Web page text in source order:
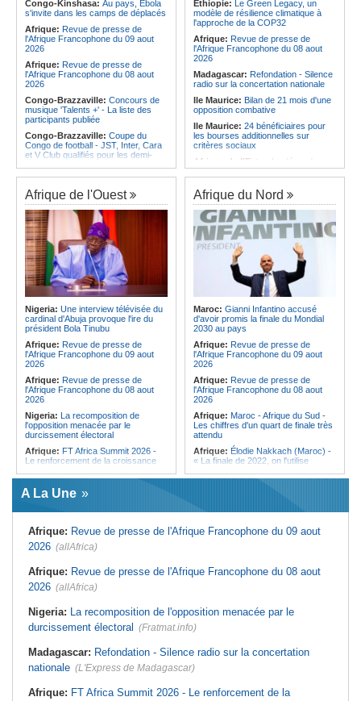
Afrique:Les statistiques clés avant
le quart de finale entre la Côte
d'Ivoire et l'Algérie
Afrique:
Le Maroc et l'Afrique du
la finale
Angola:Le MAT organise la
troisième édition de la Semaine du
développement local à Namibe
Congo-Kinshasa: Au pays, Ebola
s'invite dans les camps de déplacés
Afrique: Revue de presse de
l'Afrique Francophone du 09 aout
2026
Afrique: Revue de presse de
l'Afrique Francophone du 08 aout
2026
Congo-Brazzaville: Concours de
musique 'Talents +' - La liste des
participants publiée
Congo-Brazzaville: Coupe du
Congo de football - JST, Inter, Cara
et V Club qualifiés pour les demi-
Congo-Brazzaville:Lutte contre la
corruption - Les parlementaires
sensibilisés
Congo-Brazzaville:
Santé publique
- Ollombo réceptionne son hôpital de
référence
Congo-Brazzaville: Lutte contre
les épidémies - Les employés de la
maison de retraite Kambissi en
formation
Congo-Brazzaville:Distinction -
Darrel Ornelle Elion Assiana promue
maître-assistant Cames
Afrique: Naomi Eto (Cameroun) - «
Face au Nigeria, nous donnerons
tout sur le terrain. »
Ethiopie: Le Green Legacy, un
modèle de résilience climatique à
l'approche de la COP32
Afrique: Revue de presse de
l'Afrique Francophone du 08 aout
2026
Madagascar: Refondation - Silence
radio sur la concertation nationale
Ile Maurice: Bilan de 21 mois d'une
opposition combative
Ile Maurice: 24 bénéficiaires pour
les bourses additionnelles sur
critères sociaux
Afrique de l'Est:
« La dépendance
de l'Égypte vis-à-vis du régime
érythréen aggrave l'instabilité dans
la région de la Corne de l'Afrique »,
selon le RSADO
Ethiopie: Le peuple oromo s'est
historiquement opposé à des
systèmes administratifs défaillants
Ethiopie:« Le renforcement des
capacités de l'armée de l'air
éthiopienne consolide la dissuasion
nationale », déclare le commandant
Afrique de l'Est:« Les dirigeants
érythréens font obstacle à la stabilité
et au développement de la région »,
selon un professeur de l'université
d'Uppsala
Ile Maurice:
Dharam Gokhool -
mo sekirite»
Afrique de l'Ouest
Nigeria: Une interview télévisée du
cardinal d'Abuja provoque l'ire du
président Bola Tinubu
Afrique: Revue de presse de
l'Afrique Francophone du 09 aout
2026
Afrique: Revue de presse de
l'Afrique Francophone du 08 aout
2026
Nigeria: La recomposition de
l'opposition menacée par le
durcissement électoral
Afrique: FT Africa Summit 2026 -
Le renforcement de la croissance
édition
Mali:La Biennale sportive fait son
financier régional - Un bon plant
pour le secteur agricole
armes légères - L'ONU tire la
sonnette d'alarme
Sénégal:FERA - La DG sortante
financier du fonds
Sénégal:Affaire d'actes contre
Pikine-Guédiawaye interjette appel
de l'ordonnance de non-lieu partiel et
de renvoi de plusieurs prévenus
Afrique du Nord
Maroc: Gianni Infantino accusé
d'avoir promis la finale du Mondial
2030 au pays
Afrique: Revue de presse de
l'Afrique Francophone du 09 aout
2026
Afrique: Revue de presse de
l'Afrique Francophone du 08 aout
2026
Afrique: Maroc - Afrique du Sud -
Les chiffres d'un quart de finale très
attendu
Afrique: Élodie Nakkach (Maroc) -
« La finale de 2022, on l'utilise
l'avant »
d'Ivoire et l'Algérie
Afrique:Le Maroc et l'Afrique du
Afrique:
Côte d'Ivoire - Algérie, un
duel de contrastes
quart
Tunisie:
interconnecté « One Health »
A La Une
Afrique: Revue de presse de l'Afrique Francophone du 09 aout
2026 (allAfrica)
Afrique: Revue de presse de l'Afrique Francophone du 08 aout
2026 (allAfrica)
Nigeria: La recomposition de l'opposition menacée par le
durcissement électoral (Fratmat.info)
Madagascar: Refondation - Silence radio sur la concertation
nationale (L'Express de Madagascar)
Afrique: FT Africa Summit 2026 - Le renforcement de la